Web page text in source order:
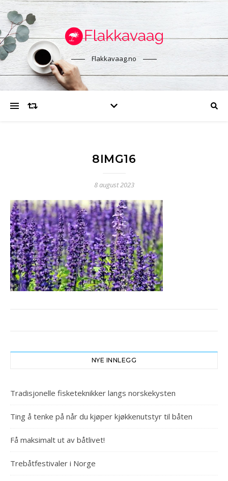
Flakkavaag.no
8IMG16
8 august 2023
NYE INNLEGG
Tradisjonelle fisketeknikker langs norskekysten
Ting å tenke på når du kjøper kjøkkenutstyr til båten
Få maksimalt ut av båtlivet!
Trebåtfestivaler i Norge